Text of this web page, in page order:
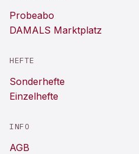
Probeabo
DAMALS Marktplatz
HEFTE
Sonderhefte
Einzelhefte
INFO
AGB